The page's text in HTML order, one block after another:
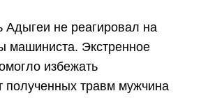
Адыгеи не реагировал на
машиниста. Экстренное
избежать
полученных травм мужчина